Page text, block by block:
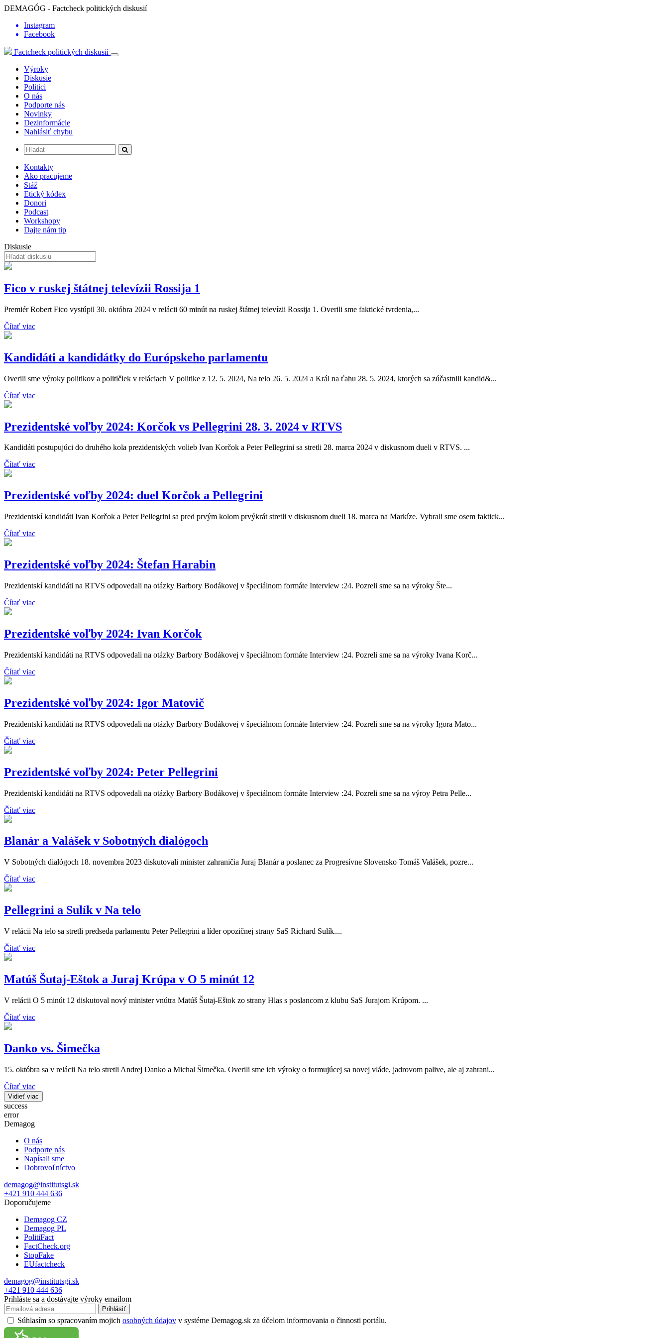
DEMAGÓG - Factcheck politických diskusií
Instagram
Facebook
Factcheck politických diskusií
Výroky
Diskusie
Politici
O nás
Podporte nás
Novinky
Dezinformácie
Nahlásiť chybu
Kontakty
Ako pracujeme
Stáž
Etický kódex
Donori
Podcast
Workshopy
Dajte nám tip
Diskusie
Fico v ruskej štátnej televízii Rossija 1
Premiér Robert Fico vystúpil 30. októbra 2024 v relácii 60 minút na ruskej štátnej televízii Rossija 1. Overili sme faktické tvrdenia,...
Čítať viac
Kandidáti a kandidátky do Európskeho parlamentu
Overili sme výroky politikov a političiek v reláciach V politike z 12. 5. 2024, Na telo 26. 5. 2024 a Král na ťahu 28. 5. 2024, ktorých sa zúčastnili kandid&...
Čítať viac
Prezidentské voľby 2024: Korčok vs Pellegrini 28. 3. 2024 v RTVS
Kandidáti postupujúci do druhého kola prezidentských volieb Ivan Korčok a Peter Pellegrini sa stretli 28. marca 2024 v diskusnom dueli v RTVS. ...
Čítať viac
Prezidentské voľby 2024: duel Korčok a Pellegrini
Prezidentskí kandidáti Ivan Korčok a Peter Pellegrini sa pred prvým kolom prvýkrát stretli v diskusnom dueli 18. marca na Markíze. Vybrali sme osem faktick...
Čítať viac
Prezidentské voľby 2024: Štefan Harabin
Prezidentskí kandidáti na RTVS odpovedali na otázky Barbory Bodákovej v špeciálnom formáte Interview :24. Pozreli sme sa na výroky Šte...
Čítať viac
Prezidentské voľby 2024: Ivan Korčok
Prezidentskí kandidáti na RTVS odpovedali na otázky Barbory Bodákovej v špeciálnom formáte Interview :24. Pozreli sme sa na výroky Ivana Korč...
Čítať viac
Prezidentské voľby 2024: Igor Matovič
Prezidentskí kandidáti na RTVS odpovedali na otázky Barbory Bodákovej v špeciálnom formáte Interview :24. Pozreli sme sa na výroky Igora Mato...
Čítať viac
Prezidentské voľby 2024: Peter Pellegrini
Prezidentskí kandidáti na RTVS odpovedali na otázky Barbory Bodákovej v špeciálnom formáte Interview :24. Pozreli sme sa na výroy Petra Pelle...
Čítať viac
Blanár a Valášek v Sobotných dialógoch
V Sobotných dialógoch 18. novembra 2023 diskutovali minister zahraničia Juraj Blanár a poslanec za Progresívne Slovensko Tomáš Valášek, pozre...
Čítať viac
Pellegrini a Sulík v Na telo
V relácii Na telo sa stretli predseda parlamentu Peter Pellegrini a líder opozičnej strany SaS Richard Sulík....
Čítať viac
Matúš Šutaj-Eštok a Juraj Krúpa v O 5 minút 12
V relácii O 5 minút 12 diskutoval nový minister vnútra Matúš Šutaj-Eštok zo strany Hlas s poslancom z klubu SaS Jurajom Krúpom. ...
Čítať viac
Danko vs. Šimečka
15. októbra sa v relácii Na telo stretli Andrej Danko a Michal Šimečka. Overili sme ich výroky o formujúcej sa novej vláde, jadrovom palive, ale aj zahrani...
Čítať viac
Vidieť viac
success
error
Demagog
O nás
Podporte nás
Napísali sme
Dobrovoľníctvo
demagog@institutsgi.sk
+421 910 444 636
Doporučujeme
Demagog CZ
Demagog PL
PolitiFact
FactCheck.org
StopFake
EUfactcheck
demagog@institutsgi.sk
+421 910 444 636
Prihláste sa a dostávajte výroky emailom
Prihlásiť
Súhlasím so spracovaním mojich osobných údajov v systéme Demagog.sk za účelom informovania o činnosti portálu.